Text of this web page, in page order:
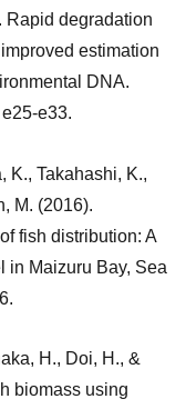
Rapid degradation
estimation
DNA.
e33.
K., Takahashi, K.,
M. (2016).
fish distribution: A
in Maizuru Bay, Sea
H., Doi, H., &
biomass using